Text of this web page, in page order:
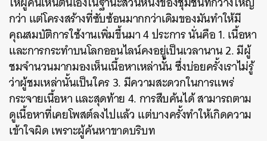
กว่า แต่โครงสร้างที่ซับซ้อนมากกว่าเดิมของมันทำให้มี
คุณสมบัติการใช้งานเพิ่มขึ้นมา 4 ประการ นั่นคือ 1. เนื้อหา
และการกระทำบนโลกออนไลน์คงอยู่เป็นเวลานาน 2. มีผู้
ชมจำนวนมากมองเห็นเนื้อหาเหล่านั้น ซึ่งบ่อยครั้งเราไม่รู้
ว่าผู้ชมเหล่านั้นเป็นใคร 3. มีความสะดวกในการแพร่
กระจายเนื้อหา และสุดท้าย 4. การสืบค้นได้ สามารถตาม
ดูเนื้อหาที่เคยโพสต์ลงไปแล้ว แต่บางครั้งทำให้เกิดความ
เข้าใจผิด เพราะผู้ค้นหาขาดบริบท